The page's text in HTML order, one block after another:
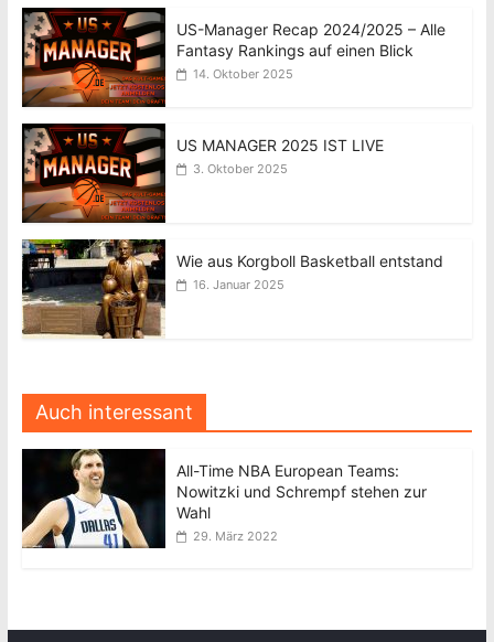
US-Manager Recap 2024/2025 – Alle
Fantasy Rankings auf einen Blick
14. Oktober 2025
US MANAGER 2025 IST LIVE
3. Oktober 2025
Wie aus Korgboll Basketball entstand
16. Januar 2025
Auch interessant
All-Time NBA European Teams:
Nowitzki und Schrempf stehen zur
Wahl
29. März 2022